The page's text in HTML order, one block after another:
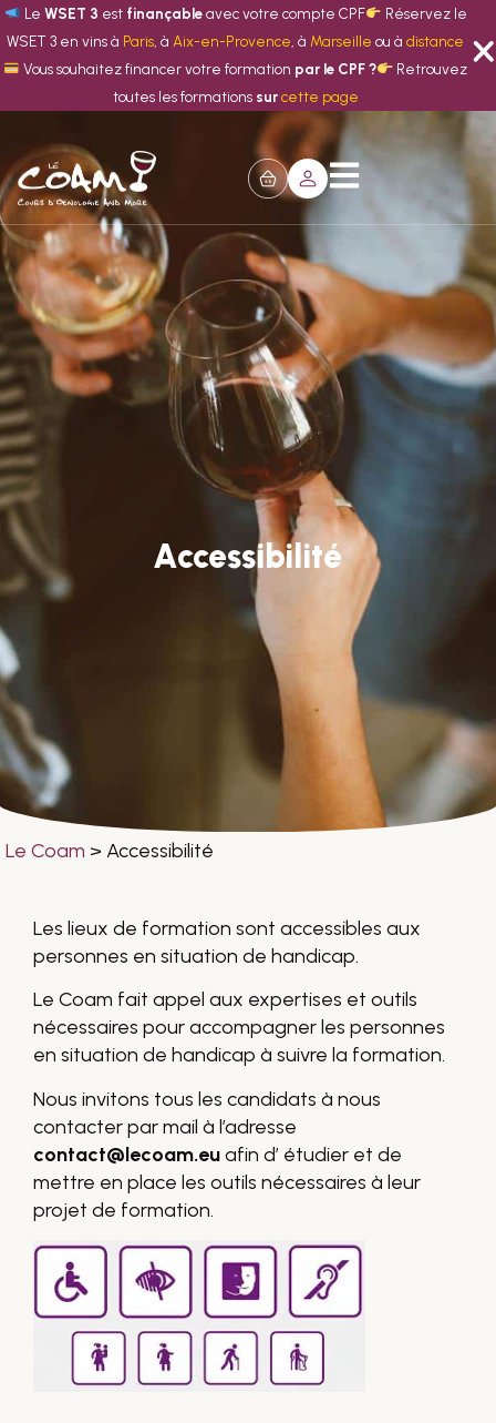
Le WSET 3 est finançableavec votre compte CPF
Réservez le
WSET 3 en vins à Paris, à Aix-en-Provence, à Marseille ou àdistance
Vous souhaitez financer votre formation par le CPF ?
Retrouvez
toutes les formations surcette page
Accessibilité
Le Coam > Accessibilité
Les lieux de formation sont accessibles aux
personnes en situation de handicap.
Le Coam fait appel aux expertises et outils
nécessaires pour accompagner les personnes
en situation de handicap à suivre la formation.
Nous invitons tous les candidats à nous
contacter par mail à l’adresse
contact@lecoam.euafin d’ étudier et de
mettre en place les outils nécessaires à leur
projet de formation.